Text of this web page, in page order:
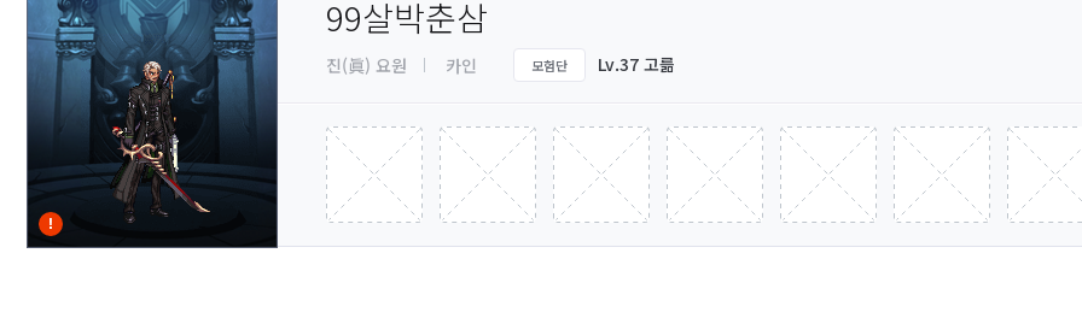
99살박춘삼
진(眞) 요원 카인 모험단 Lv.37 고륾